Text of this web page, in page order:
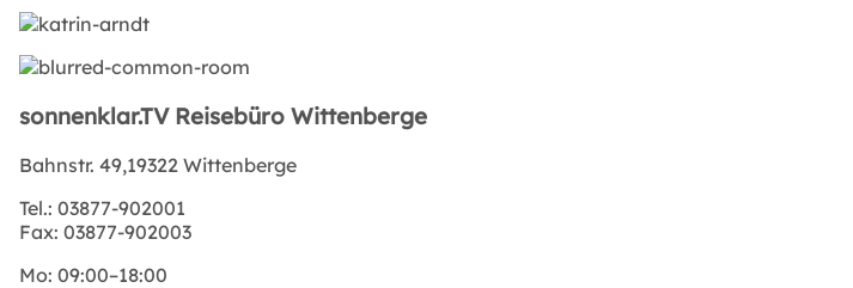
sonnenklar.TV Reisebüro Wittenberge
Bahnstr. 49,19322 Wittenberge
Tel.: 03877-902001
Fax: 03877-902003
Mo: 09:00–18:00